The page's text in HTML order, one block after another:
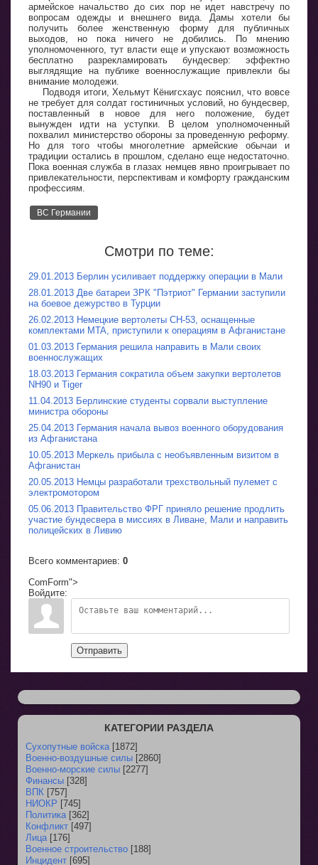
армейское начальство до сих пор не идет навстречу по
вопросам одежды и внешнего вида. Дамы хотели бы
получить более женственную форму для публичных
выходов, но пока ничего не добились. По мнению
уполномоченного, тут власти еще и упускают возможность
бесплатно разрекламировать бундесвер: эффектно
выглядящие на публике военнослужащие привлекли бы
внимание молодежи.
Подводя итоги, Хельмут Кёнигсхаус пояснил, что вовсе
не требует для солдат гостиничных условий, но бундесвер,
поставленный в новое для него положение, будет
вынужден идти на уступки. В целом уполномоченный
похвалил министерство обороны за проведенную реформу.
Но для того чтобы многолетние армейские обычаи и
традиции остались в прошлом, сделано еще недостаточно.
Пока военная служба в глазах немцев явно проигрывает по
привлекательности, перспективам и комфорту гражданским
профессиям.
ВС Германии
Смотри по теме:
29.01.2013 Берлин усиливает поддержку операции в Мали
28.01.2013 Две батареи ЗРК "Пэтриот" Германии заступили
на боевое дежурство в Турции
26.02.2013 Немецкие вертолеты CH-53, оснащенные
комплектами MTA, приступили к операциям в Афганистане
01.03.2013 Германия решила направить в Мали своих
военнослужащих
18.03.2013 Германия сократила объем закупки вертолетов
NH90 и Tiger
11.04.2013 Берлинские студенты сорвали выступление
министра обороны
25.04.2013 Германия начала вывоз военного оборудования
из Афганистана
10.05.2013 Меркель прибыла с необъявленным визитом в
Афганистан
20.05.2013 Немцы разработали трехствольный пулемет с
электромотором
05.06.2013 Правительство ФРГ приняло решение продлить
участие бундесвера в миссиях в Ливане, Мали и направить
полицейских в Ливию
Всего комментариев: 0
ComForm">
Войдите:
Отправить
КАТЕГОРИИ РАЗДЕЛА
Сухопутные войска [1872]
Военно-воздушные силы [2860]
Военно-морские силы [2277]
Финансы [328]
ВПК [757]
НИОКР [745]
Политика [362]
Конфликт [497]
Лица [176]
Военное строительство [188]
Инцидент [695]